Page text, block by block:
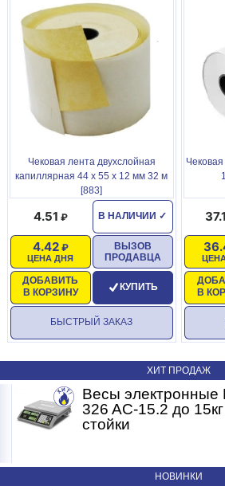
Чековая лента двухслойная
капиллярная 44 х 55 х 12 мм 32 м
[883]
В НАЛИЧИИ ✓
4.51
ЦЕНА ДНЯ
4.42
ДОБАВИТЬ
В КОРЗИНУ
ВЫЗОВ
ПРОДАВЦА
КУПИТЬ
БЫСТРЫЙ ЗАКАЗ
В
ХИТ ПРОДАЖ
Весы электронные
326 AC-15.2 до
стойки
НОВИНКИ